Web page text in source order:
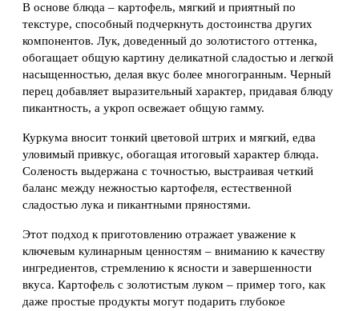
В основе блюда – картофель, мягкий и приятный по
текстуре, способный подчеркнуть достоинства других
компонентов. Лук, доведенный до золотистого оттенка,
обогащает общую картину деликатной сладостью и легкой
насыщенностью, делая вкус более многогранным. Черный
перец добавляет выразительный характер, придавая блюду
пикантность, а укроп освежает общую гамму.
Куркума вносит тонкий цветовой штрих и мягкий, едва
уловимый привкус, обогащая итоговый характер блюда.
Соленость выдержана с точностью, выстраивая четкий
баланс между нежностью картофеля, естественной
сладостью лука и пикантными пряностями.
Этот подход к приготовлению отражает уважение к
ключевым кулинарным ценностям – вниманию к качеству
ингредиентов, стремлению к ясности и завершенности
вкуса. Картофель с золотистым луком – пример того, как
даже простые продукты могут подарить глубокое